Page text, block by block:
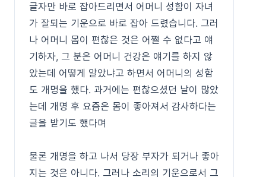
글자만 바로 잡아드리면서 어머니 성함이 자녀
가 잘되는 기운으로 바로 잡아 드렸습니다. 그러
나 어머니 몸이 편찮은 것은 어쩔 수 없다고 얘
기하자, 그 분은 어머니 건강은 얘기를 하지 않
았는데 어떻게 알았냐고 하면서 어머니의 성함
도 개명을 했다. 과거에는 편찮으셨던 날이 많았
는데 개명 후 요즘은 몸이 좋아져서 감사하다는
글을 받기도 했다며
물론 개명을 하고 나서 당장 부자가 되거나 좋아
지는 것은 아니다. 그러나 소리의 기운으로서 그